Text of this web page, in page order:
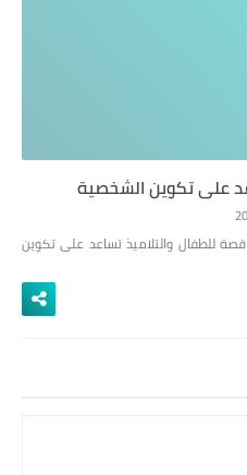
مخبر العلوم الطبيعية قصص اطفال 28 قصة للطفال والتلاميذ تساعد على تكوين